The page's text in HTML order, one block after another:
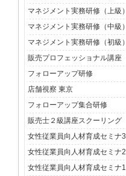
マネジメント実務研修（上級）
マネジメント実務研修（中級）
マネジメント実務研修（初級）
販売プロフェッショナル講座
フォローアップ研修
店舗視察 東京
フォローアップ集合研修
販売士２級講座スクーリング
女性従業員向人材育成セミナ3
女性従業員向人材育成セミナ2
女性従業員向人材育成セミナ1